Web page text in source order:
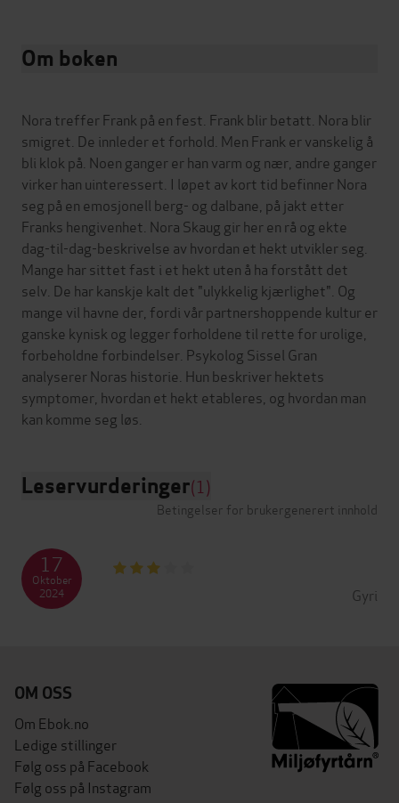
Om boken
Nora treffer Frank på en fest. Frank blir betatt. Nora blir
smigret. De innleder et forhold. Men Frank er vanskelig å
bli klok på. Noen ganger er han varm og nær, andre ganger
virker han uinteressert. I løpet av kort tid befinner Nora
seg på en emosjonell berg- og dalbane, på jakt etter
Franks hengivenhet. Nora Skaug gir her en rå og ekte
dag-til-dag-beskrivelse av hvordan et hekt utvikler seg.
Mange har sittet fast i et hekt uten å ha forstått det
selv. De har kanskje kalt det "ulykkelig kjærlighet". Og
mange vil havne der, fordi vår partnershoppende kultur er
ganske kynisk og legger forholdene til rette for urolige,
forbeholdne forbindelser. Psykolog Sissel Gran
analyserer Noras historie. Hun beskriver hektets
symptomer, hvordan et hekt etableres, og hvordan man
Leservurderinger(1)
Betingelser for brukergenerert innhold
Gyri
17
Oktober
2024
OM OSS
Om Ebok.no
Ledige stillinger
Følg oss på Facebook
Følg oss på Instagram